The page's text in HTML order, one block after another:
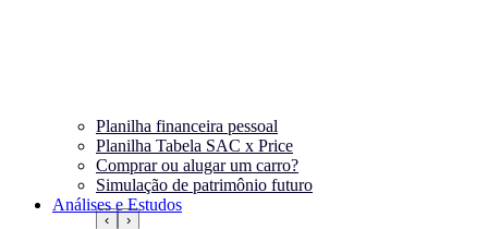
‹ ›
Planilha financeira pessoal
Planilha Tabela SAC x Price
Comprar ou alugar um carro?
Simulação de patrimônio futuro
Análises e Estudos